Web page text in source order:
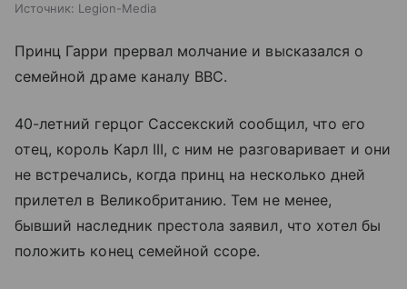
Источник: Legion-Media
Принц Гарри прервал молчание и высказался о
семейной драме каналу BBC.
40-летний герцог Сассекский сообщил, что его
отец, король Карл III, с ним не разговаривает и они
не встречались, когда принц на несколько дней
прилетел в Великобританию. Тем не менее,
бывший наследник престола заявил, что хотел бы
положить конец семейной ссоре.